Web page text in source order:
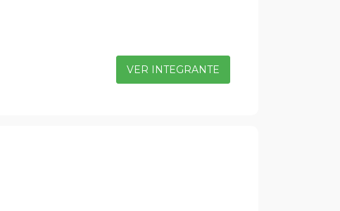
VER INTEGRANTE